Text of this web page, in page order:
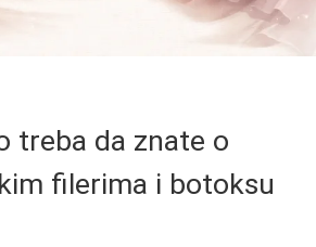
treba da znate o
filerima i botoksu